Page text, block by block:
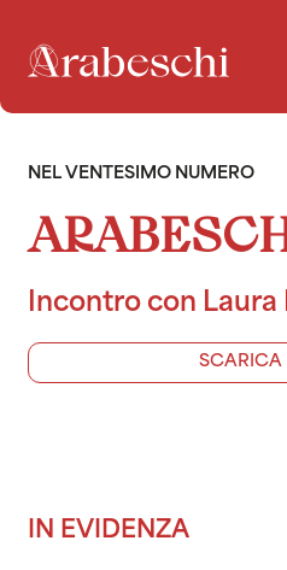
NEL VENTESIMO NUMERO
Incontro con Laura
SCARICA
IN EVIDENZA